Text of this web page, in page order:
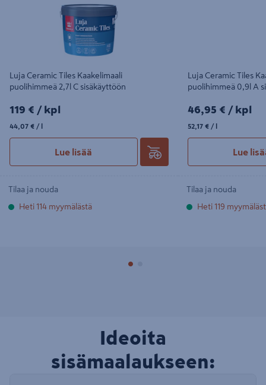
Luja Ceramic Tiles Kaakelimaali
puolihimmeä 2,7l C sisäkäyttöön
119€/kpl
119 € / kpl
44,07 € / l
Lue lisää
Tilaa ja nouda
Heti 114 myymälästä
Luja Ceramic Tiles
puolihimmeä 0,9l A
46,95€/kpl
46,95 € / kpl
52,17 € / l
Lue
Tilaa ja nouda
Heti 119
Ideoita
sisämaalaukseen: